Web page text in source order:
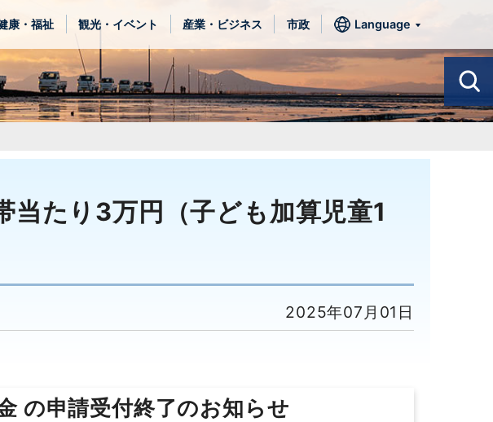
康・福祉 観光・イベント 産業・ビジネス 市政 Language
当たり3万円（子ども加算児童1
2025年07月01日
の申請受付終了のお知らせ